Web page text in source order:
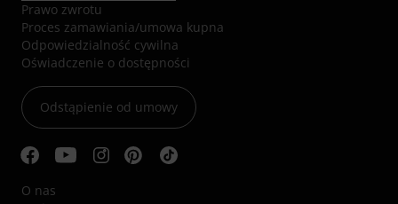
Prawo zwrotu
Proces zamawiania/umowa kupna
Odpowiedzialność cywilna
Oświadczenie o dostępności
Odstąpienie od umowy
O nas